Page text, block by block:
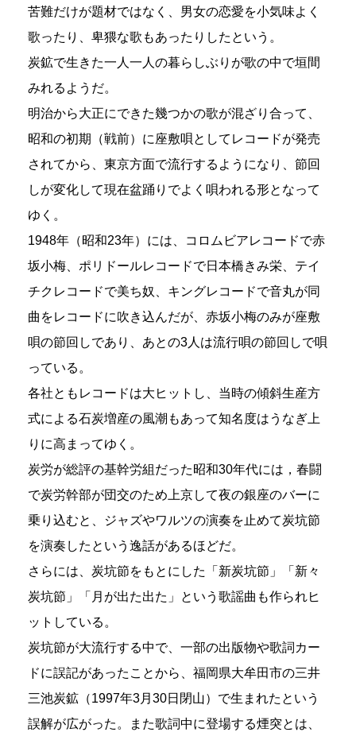
苦難だけが題材ではなく、男女の恋愛を小気味よく
歌ったり、卑猥な歌もあったりしたという。
炭鉱で生きた一人一人の暮らしぶりが歌の中で垣間
みれるようだ。
明治から大正にできた幾つかの歌が混ざり合って、
昭和の初期（戦前）に座敷唄としてレコードが発売
されてから、東京方面で流行するようになり、節回
しが変化して現在盆踊りでよく唄われる形となって
ゆく。
1948年（昭和23年）には、コロムビアレコードで赤
坂小梅、ポリドールレコードで日本橋きみ栄、テイ
チクレコードで美ち奴、キングレコードで音丸が同
曲をレコードに吹き込んだが、赤坂小梅のみが座敷
唄の節回しであり、あとの3人は流行唄の節回しで唄
っている。
各社ともレコードは大ヒットし、当時の傾斜生産方
式による石炭増産の風潮もあって知名度はうなぎ上
りに高まってゆく。
炭労が総評の基幹労組だった昭和30年代には，春闘
で炭労幹部が団交のため上京して夜の銀座のバーに
乗り込むと、ジャズやワルツの演奏を止めて炭坑節
を演奏したという逸話があるほどだ。
さらには、炭坑節をもとにした「新炭坑節」「新々
炭坑節」「月が出た出た」という歌謡曲も作られヒ
ットしている。
炭坑節が大流行する中で、一部の出版物や歌詞カー
ドに誤記があったことから、福岡県大牟田市の三井
三池炭鉱（1997年3月30日閉山）で生まれたという
誤解が広がった。また歌詞中に登場する煙突とは、